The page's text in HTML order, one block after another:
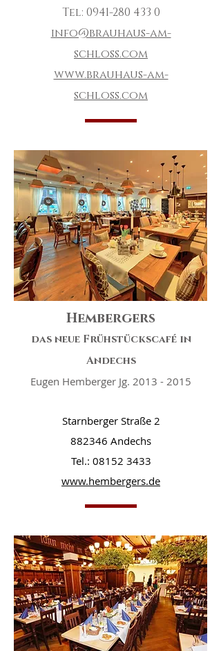
Tel: 0941-280 433 0
info@brauhaus-am-
schloss.com
www.brauhaus-am-
schloss.com
Hembergers
das neue Frühstückscafé in
Andechs
Eugen Hemberger Jg. 2013 - 2015
Starnberger Straße 2
882346 Andechs
Tel.: 08152 3433
www.hembergers.de